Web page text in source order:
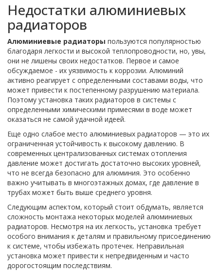
Недостатки алюминиевых
радиаторов
Алюминиевые радиаторы пользуются популярностью
благодаря легкости и высокой теплопроводности, но, увы,
они не лишены своих недостатков. Первое и самое
обсуждаемое - их уязвимость к коррозии. Алюминий
активно реагирует с определенными составами воды, что
может привести к постепенному разрушению материала.
Поэтому установка таких радиаторов в системы с
определенными химическими примесями в воде может
оказаться не самой удачной идеей.
Еще одно слабое место алюминиевых радиаторов — это их
ограниченная устойчивость к высокому давлению. В
современных централизованных системах отопления
давление может достигать достаточно высоких уровней,
что не всегда безопасно для алюминия. Это особенно
важно учитывать в многоэтажных домах, где давление в
трубах может быть выше среднего уровня.
Следующим аспектом, который стоит обдумать, является
сложность монтажа некоторых моделей алюминиевых
радиаторов. Несмотря на их легкость, установка требует
особого внимания к деталям и правильному присоединению
к системе, чтобы избежать протечек. Неправильная
установка может привести к непредвиденным и часто
дорогостоящим последствиям.